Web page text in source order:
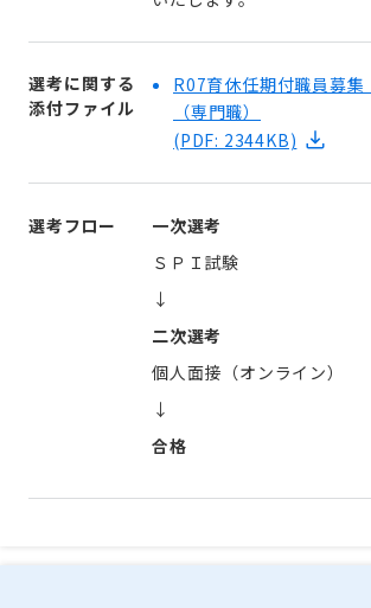
選考に関する
添付ファイル
R07育休任期付職員募集
（専門職）
(PDF: 2344KB)
選考フロー
一次選考
ＳＰＩ試験
↓
二次選考
個人面接（オンライン）
↓
合格